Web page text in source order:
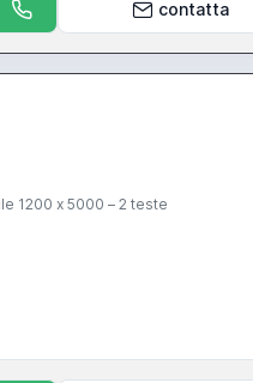
contatta
1200 x 5000 – 2 teste